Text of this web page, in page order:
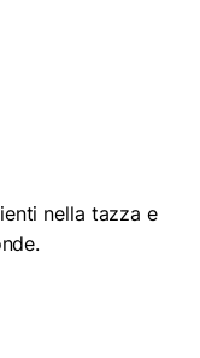
nella tazza e